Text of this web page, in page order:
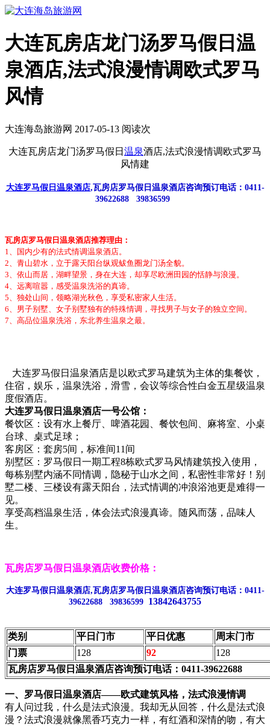
大连瓦房店龙门汤罗马假日温
泉酒店,法式浪漫情调欧式罗马
风情
大连海岛旅游网 2017-05-13 阅读次
大连瓦房店龙门汤罗马假日 温泉酒店,法式浪漫情调欧式罗马
风情建
大连罗马假日温泉酒店,瓦房店罗马假日温泉酒店咨询预订电话：0411-
39622688 39836599
瓦房店罗马假日温泉酒店推荐理由：
1、国内少有的法式情调温泉酒店。
2、青山碧水，立于露天阳台纵观鲅鱼圈龙门汤全貌。
3、依山而居，湖畔望景，身在大连，却享尽欧洲田园的恬静与浪漫。
4、远离喧嚣，感受温泉洗浴的真谛。
5、独处山间，领略湖光秋色，享受私密家人生活。
6、男子别墅、女子别墅独有的特殊情调，寻找男子与女子的独立空间。
7、高品位温泉洗浴，东北养生温泉之最。
大连罗马假日温泉酒店是以欧式罗马建筑为主体的集餐饮，
住宿，娱乐，温泉洗浴，滑雪，会议等综合性白金五星级温泉
度假酒店。
大连罗马假日温泉酒店一号公馆：
餐饮区：设有水上餐厅、啤酒花园、餐饮包间、麻将室、小桌
台球、桌式足球；
客房区：套房5间，标准间11间
别墅区：罗马假日一期工程8栋欧式罗马风情建筑投入使用，
每栋别墅内涵不同情调，隐秘于山水之间，私密性非常好！别
墅二楼、三楼设有露天阳台，法式情调的冲浪浴池更是难得一
见。
享受高档温泉生活，体会法式浪漫真谛。随风而荡，品味人
生。
瓦房店罗马假日温泉酒店收费价格：
大连罗马假日温泉酒店,瓦房店罗马假日温泉酒店咨询预订电话：0411-
39622688 39836599 13842643755
类别 平日门市 平日优惠
周末门市
门票
128 92
128
瓦房店罗马假日温泉酒店咨询预订电话：0411-39622688
一、罗马假日温泉酒店——欧式建筑风格，法式浪漫情调
有人问过我，什么是法式浪漫。我却无从回答，什么是法式浪
漫？法式浪漫就像黑香巧克力一样，有红酒和深情的吻，有大